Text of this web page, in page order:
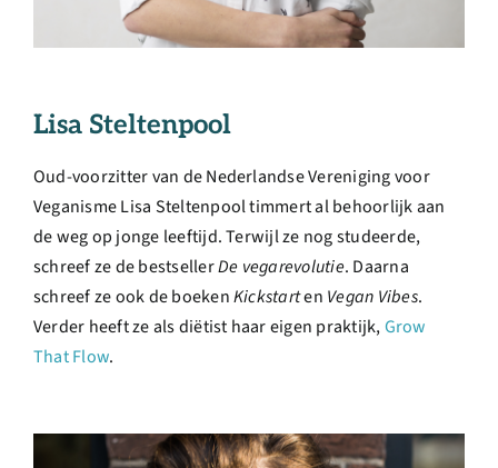
Lisa Steltenpool
Oud-voorzitter van de Nederlandse Vereniging voor
Veganisme Lisa Steltenpool timmert al behoorlijk aan
de weg op jonge leeftijd. Terwijl ze nog studeerde,
schreef ze de bestsellerDe vegarevolutie. Daarna
schreef ze ook de boekenKickstarten Vegan Vibes.
Verder heeft ze als diëtist haar eigen praktijk,Grow
That Flow.